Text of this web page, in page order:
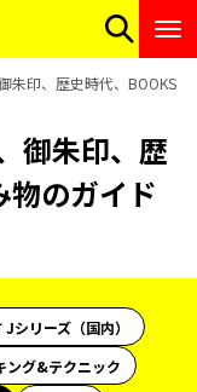
朱印、歴史時代、BOOKS
御朱印、歴
物のガイド
シリーズ（国内）
ング&テクニック